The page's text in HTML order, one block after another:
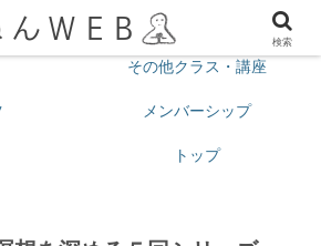
今月の予定
その他クラス・講座
メンバーシップ
トップ
検索